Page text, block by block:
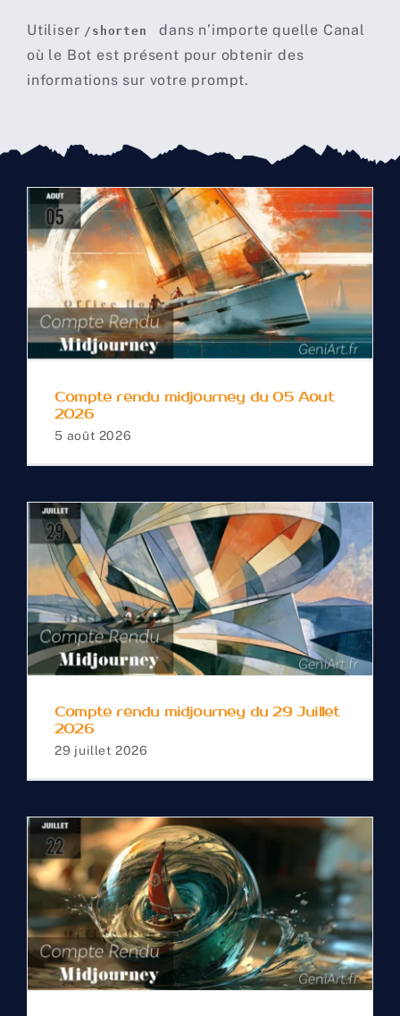
Utiliser /shorten dans n’importe quelle Canal
où le Bot est présent pour obtenir des
informations sur votre prompt.
Compte rendu
midjourney du 05 Aout
2026
Compte rendu midjourney du 05 Aout
2026
5 août 2026
Compte rendu
midjourney du 29 Juillet
2026
Compte rendu midjourney du 29 Juillet
2026
29 juillet 2026
Compte rendu
midjourney du 22 Juillet
2026